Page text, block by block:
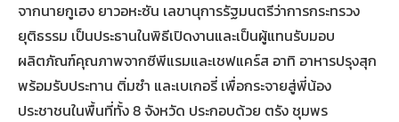
จากนายกูเฮง ยาวอหะซัน เลขานุการรัฐมนตรีว่าการกระทรวง
ยุติธรรม เป็นประธานในพิธีเปิดงานและเป็นผู้แทนรับมอบ
ผลิตภัณฑ์คุณภาพจากซีพีแรมและเชฟแคร์ส อาทิ อาหารปรุงสุก
พร้อมรับประทาน ติ่มซำ และเบเกอรี่ เพื่อกระจายสู่พี่น้อง
ประชาชนในพื้นที่ทั้ง 8 จังหวัด ประกอบด้วย ตรัง ชุมพร